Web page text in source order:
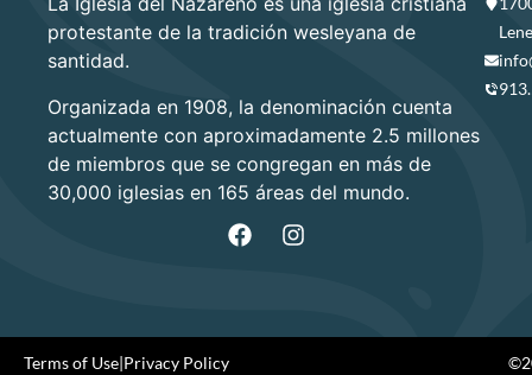
protestante de la tradición wesleyana de
santidad.
Organizada en 1908, la denominación cuenta
actualmente con aproximadamente 2.5 millones
de miembros que se congregan en más de
30,000 iglesias en 165 áreas del mundo.
Terms of Use|Privacy Policy